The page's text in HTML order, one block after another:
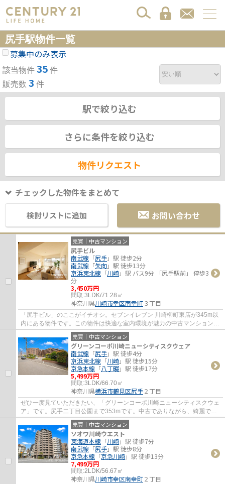
尻手駅物件一覧
募集中のみ表示
該当物件 35 件
販売数 3 件
駅で絞り込む
さらに条件を絞り込む
物件リクエスト
チェックした物件をまとめて
検討リストに追加 お問い合わせ
売買｜中古マンション
尻手ビル
南武線 「尻手」駅 徒歩2分
南武線 「矢向」駅 徒歩13分
京浜東北線 「川崎」駅 バス9分 「尻手駅前」 停歩3
分
3,450万円
間取:3LDK/71.28㎡
神奈川県川崎市幸区南幸町３丁目
「尻手ビル」のここがイチオシ。セブンイレブン 川崎柳町東店が345m以
内にある物件です。この物件は快適な室内環境が魅力の中古マンションと
なっています。当社は多種多様な物件情報を...
売買｜中古マンション
グリーンコーポ川崎ニューシティスクウェア
南武線 「尻手」駅 徒歩4分
京浜東北線 「川崎」駅 徒歩15分
京急本線 「八丁畷」駅 徒歩17分
5,499万円
間取:3LDK/66.70㎡
神奈川県横浜市鶴見区尻手２丁目
ぜひ一度見ていただきたい、「グリーンコーポ川崎ニューシティスクウェ
ア」です。尻手二丁目公園まで353mです。中古でありながら、綺麗で機
能的な設備のあるマンションです。エレベー...
売買｜中古マンション
ソオワ川崎ウエスト
東海道本線 「川崎」駅 徒歩7分
南武線 「尻手」駅 徒歩8分
京急本線 「京急川崎」駅 徒歩13分
7,499万円
間取:2LDK/56.67㎡
神奈川県川崎市幸区南幸町２丁目